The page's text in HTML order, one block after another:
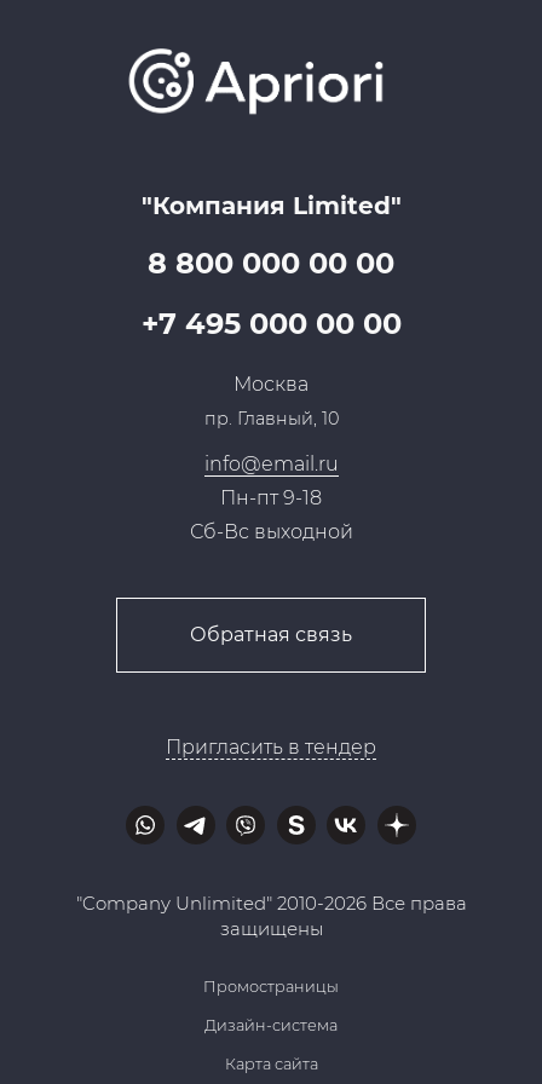
"Компания Limited"
8 800 000 00 00
+7 495 000 00 00
Москва
пр. Главный, 10
info@email.ru
Пн-пт 9-18
Сб-Вс выходной
Обратная связь
Пригласить в тендер
Онлайн поддержка
Скидки и бонусы
Оптовым клиентам
Вопрос-ответ
Презентации и каталоги
Достижения и награды
Специалисты
"Company Unlimited" 2010-2026 Все права
защищены
Промостраницы
Дизайн-система
Карта сайта